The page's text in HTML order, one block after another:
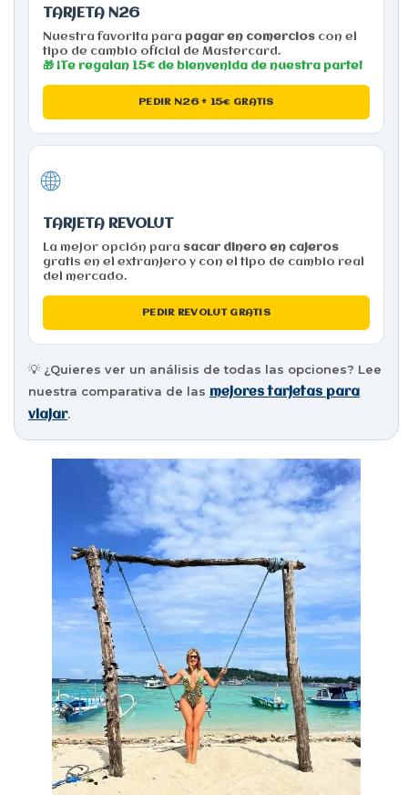
TARJETA N26
Nuestra favorita para pagar en comercios con el
tipo de cambio oficial de Mastercard.
🎁 ¡Te regalan 15€ de bienvenida de nuestra parte!
PEDIR N26 + 15€ GRATIS
🌐
TARJETA REVOLUT
La mejor opción para sacar dinero en cajeros
gratis en el extranjero y con el tipo de cambio real
del mercado.
PEDIR REVOLUT GRATIS
💡 ¿Quieres ver un análisis de todas las opciones? Lee
nuestra comparativa de las mejores tarjetas para
viajar.